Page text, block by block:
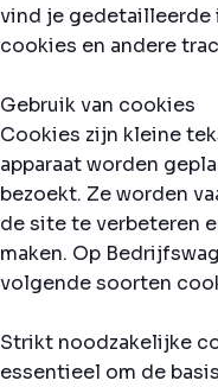
vind je gedetailleerde
cookies en andere
Gebruik van cookies
Cookies zijn kleine
apparaat worden
bezoekt. Ze worden
de site te verbeteren
maken. Op
volgende soorten
Strikt noodzakelijke
essentieel om de